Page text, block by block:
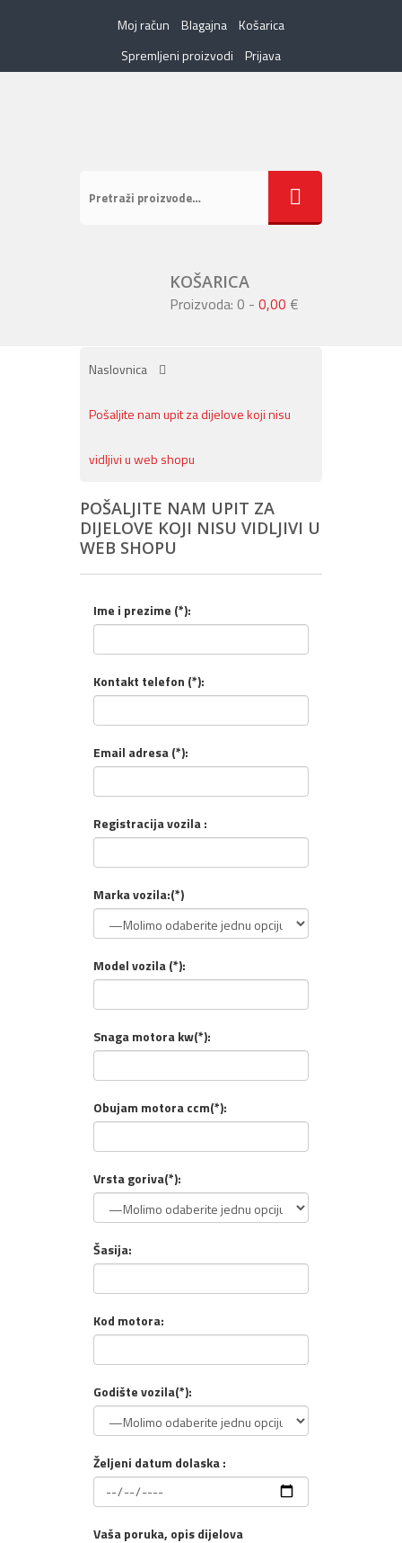
Moj račun Blagajna
Košarica
Spremljeni proizvodi
Prijava
KOŠARICA
Proizvoda: 0 - 0,00 €
Naslovnica
Pošaljite nam upit za dijelove koji nisu
vidljivi u web shopu
POŠALJITE NAM UPIT ZA
DIJELOVE KOJI NISU VIDLJIVI U
WEB SHOPU
Ime i prezime (*):
Kontakt telefon (*):
Email adresa (*):
Registracija vozila :
Marka vozila:(*)
Model vozila (*):
Snaga motora kw(*):
Obujam motora ccm(*):
Vrsta goriva(*):
Šasija:
Kod motora:
Godište vozila(*):
Željeni datum dolaska :
Vaša poruka, opis dijelova